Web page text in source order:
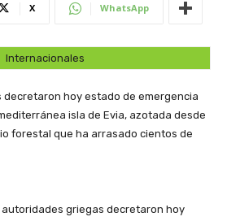
X WhatsApp
Internacionales
hoy estado de emergencia
isla de Evia, azotada desde
forestal que ha arrasado cientos de
autoridades griegas decretaron hoy